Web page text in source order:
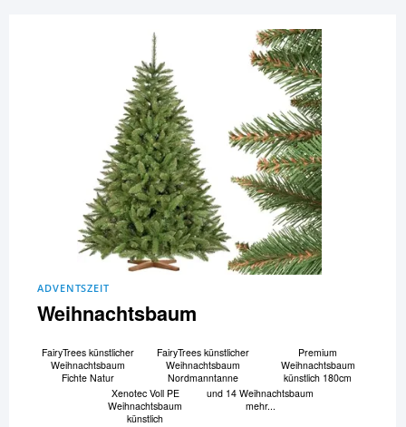
ADVENTSZEIT
Weihnachtsbaum
FairyTrees künstlicher
Weihnachtsbaum
Fichte Natur
FairyTrees künstlicher
Weihnachtsbaum
Nordmanntanne
Premium
Weihnachtsbaum
künstlich 180cm
Xenotec Voll PE
Weihnachtsbaum
künstlich
und 14 Weihnachtsbaum
mehr...